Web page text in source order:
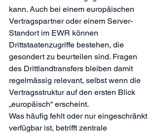
kann. Auch bei einem europäischen
Vertragspartner oder einem Server-
Standort im EWR können
Drittstaatenzugriffe bestehen, die
gesondert zu beurteilen sind. Fragen
des Drittlandtransfers bleiben damit
regelmässig relevant, selbst wenn die
Vertragsstruktur auf den ersten Blick
„europäisch“ erscheint.
Was häufig fehlt oder nur eingeschränkt
verfügbar ist, betrifft zentrale